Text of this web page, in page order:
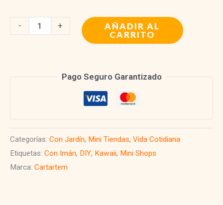
-
Book
Mini
cantidad
+
AÑADIR AL
CARRITO
Pago Seguro Garantizado
Categorías: Con Jardín, Mini Tiendas, Vida Cotidiana
Etiquetas: Con Imán, DIY, Kawaii, Mini Shops
Marca: Cartartem